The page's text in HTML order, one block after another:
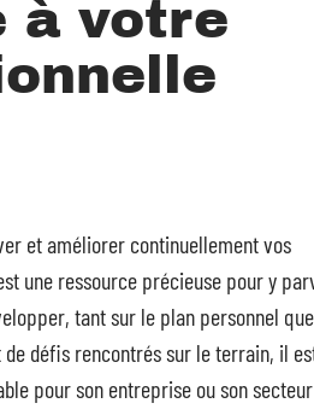
à votre
et améliorer continuellement vos
une ressource précieuse pour y
tant sur le plan personnel que
défis rencontrés sur le terrain, il
pour son entreprise ou son secteur